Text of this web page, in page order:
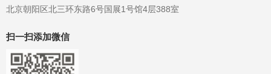
北京朝阳区北三环东路6号国展1号馆4层388室
扫一扫添加微信